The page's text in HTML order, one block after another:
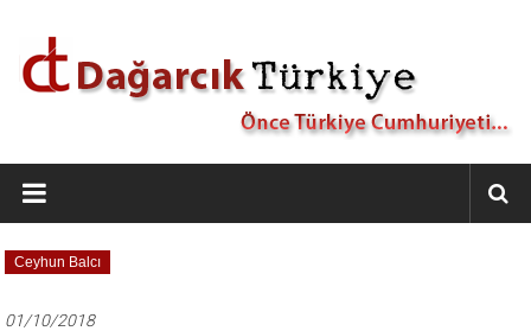
Dağarcık
Türkiye
Önce
Türkiye
Ceyhun Balcı
01/10/2018